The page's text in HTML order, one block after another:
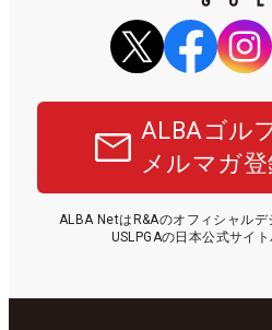
ALBAゴル
メルマガ
ALBA NetはR&Aのオフィシャル
USLPGAの日本公式サイト